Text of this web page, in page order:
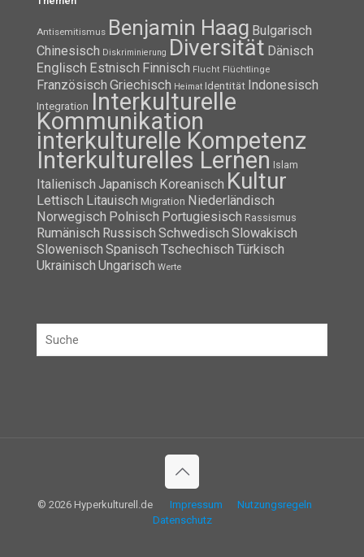
Antisemitismus Benjamin Haag Bulgarisch
Chinesisch Diskriminierung Diversität Dänisch
Englisch Estnisch Finnisch Flucht Flüchtlinge
Französisch Griechisch Heimat Identität Indonesisch
Integration Interkulturelle
Kommunikation
interkulturelle Kompetenz
Interkulturelles Lernen Islam
Italienisch Japanisch Koreanisch Kultur
Lettisch Litauisch Migration Niederländisch
Norwegisch Polnisch Portugiesisch Rassismus
Rumänisch Russisch Schwedisch Slowakisch
Slowenisch Spanisch Tschechisch Türkisch
Ukrainisch Ungarisch Werte
© 2026 Hyperkulturell.de Impressum
Nutzungsregeln
Datenschutz